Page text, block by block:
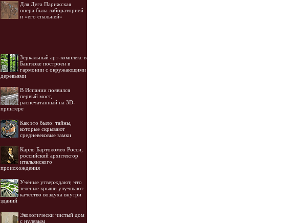
Для Дега Парижская
опера была лабораторией
и «его спальней»
Зеркальный арт-комплекс в
Бангкоке построен в
гармонии с окружающими
деревьями
В Испании появился
первый мост,
распечатанный на 3D-
принтере
Как это было: тайны,
которые скрывают
средневековые замки
Карло Бартоломео Росси,
российский архитектор
итальянского
происхождения
Учёные утверждают, что
зелёные крыши улучшают
качество воздуха внутри
зданий
Экологически чистый дом
с нулевым